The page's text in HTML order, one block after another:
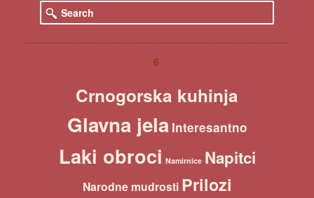
e
r
6
Crnogorska kuhinja
Glavna jela Interesantno
Laki obroci Namirnice Napitci
Narodne mudrosti Prilozi